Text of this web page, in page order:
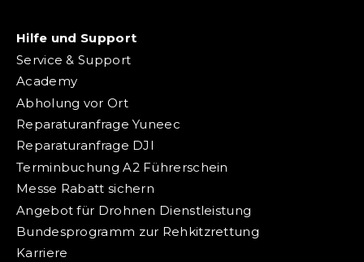
Hilfe und Support
Service & Support
Academy
Abholung vor Ort
Reparaturanfrage Yuneec
Reparaturanfrage DJI
Terminbuchung A2 Führerschein
Messe Rabatt sichern
Angebot für Drohnen Dienstleistung
Bundesprogramm zur Rehkitzrettung
Karriere